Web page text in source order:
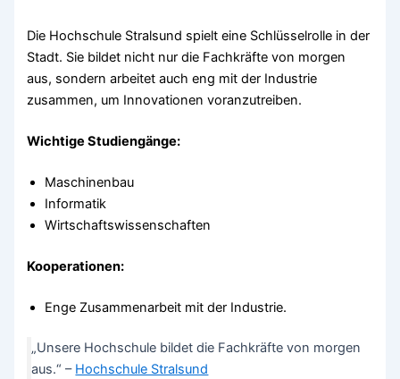
Die Hochschule Stralsund spielt eine Schlüsselrolle in der
Stadt. Sie bildet nicht nur die Fachkräfte von morgen
aus, sondern arbeitet auch eng mit der Industrie
zusammen, um Innovationen voranzutreiben.
Wichtige Studiengänge:
Maschinenbau
Informatik
Wirtschaftswissenschaften
Kooperationen:
Enge Zusammenarbeit mit der Industrie.
„Unsere Hochschule bildet die Fachkräfte von morgen
aus.“ – Hochschule Stralsund